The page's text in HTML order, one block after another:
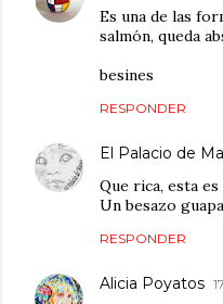
Es una de las
salmón, queda
besines
RESPONDER
El Palacio de
Que rica, esta
Un besazo guapa
RESPONDER
Alicia Poyatos